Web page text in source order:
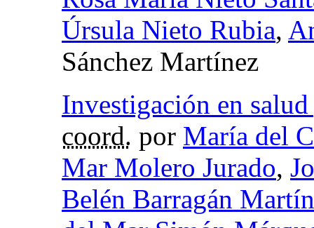
Úrsula Nieto Rubia,
Sánchez Martínez
Investigación en
coord. por María del
Mar Molero Jurado,
Belén Barragán Martín